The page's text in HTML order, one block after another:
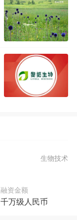
生物技术
融资金额
千万级人民币